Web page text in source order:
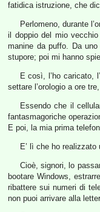
fatidica istruzione, che
Perlomeno, durante
il doppio del mio vecchio
manine da puffo. Da
stupore; poi mi hanno
E così, l’ho caricato,
settare l’orologio a ore
Essendo che il
fantasmagoriche
E poi, la mia prima
E’ lì che ho
Cioè, signori, lo
bootare Windows,
ribattere sui numeri di
non puoi arrivare alla